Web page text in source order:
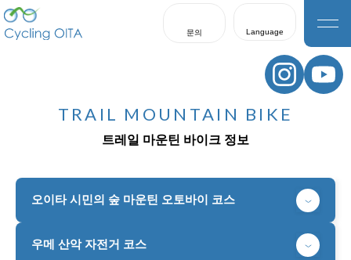
문의 Language
日本語
English
한국어
繁體中文
TRAIL MOUNTAIN BIKE
트레일 마운틴 바이크 정보
오이타 시민의 숲 마운틴 오토바이 코스
우메 산악 자전거 코스